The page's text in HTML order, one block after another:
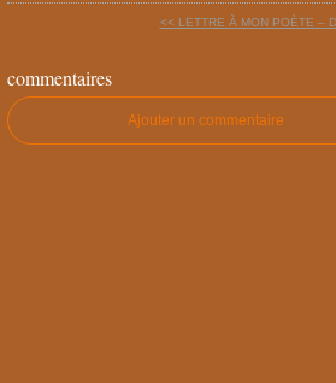
<< LETTRE À MON POÈTE –
commentaires
Ajouter un commentaire